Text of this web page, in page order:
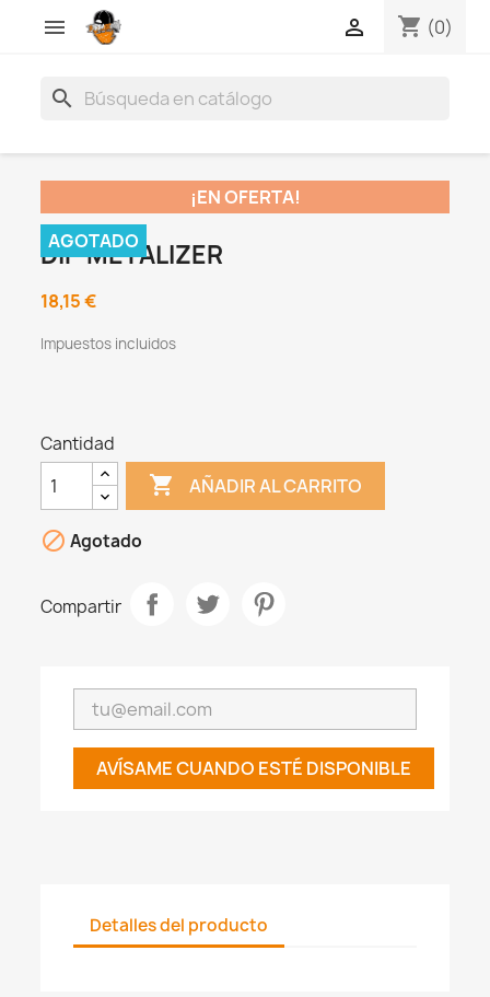
 shopping_cart (0)

search
¡EN OFERTA!
AGOTADO
DIP METALIZER
18,15 €
Impuestos incluidos
Cantidad
 AÑADIR AL CARRITO
 Agotado
Compartir
AVÍSAME CUANDO ESTÉ DISPONIBLE
Detalles del producto